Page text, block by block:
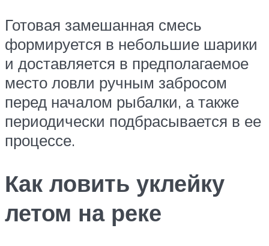
Готовая замешанная смесь
формируется в небольшие шарики
и доставляется в предполагаемое
место ловли ручным забросом
перед началом рыбалки, а также
периодически подбрасывается в ее
процессе.
Как ловить уклейку
летом на реке